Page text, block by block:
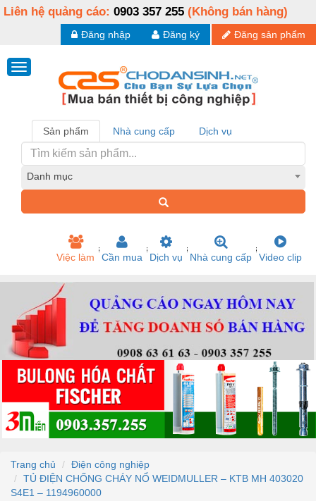
Liên hệ quảng cáo: 0903 357 255 (Không bán hàng)
Đăng sản phẩm
Đăng ký
Đăng nhập
Sản phẩm Nhà cung cấp Dịch vụ
Danh mục
Việc làm Cần mua Dịch vụ Nhà cung cấp Video clip
Trang chủ
Điện công nghiệp
TỦ ĐIỆN CHỐNG CHÁY NỔ WEIDMULLER – KTB MH 403020
S4E1 – 1194960000